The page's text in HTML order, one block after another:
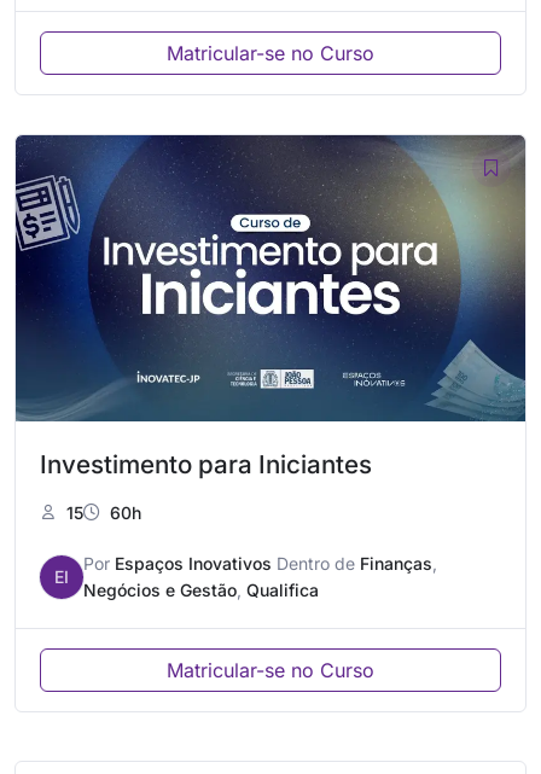
Matricular-se no Curso
Investimento para Iniciantes
15 60h
EI
Por Espaços Inovativos Dentro de Finanças,
Negócios e Gestão,Qualifica
Matricular-se no Curso